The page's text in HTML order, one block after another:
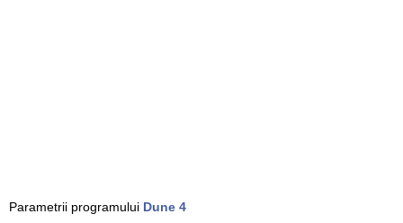
Parametrii programului Dune 4